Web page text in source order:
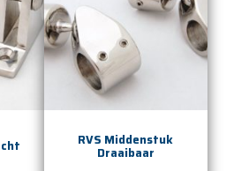
RVS Middenstuk
Draaibaar